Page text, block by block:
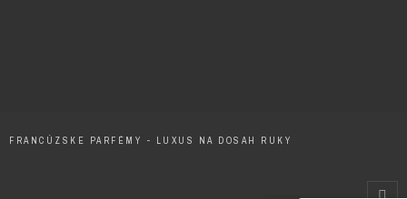
FRANCÚZSKE PARFÉMY - LUXUS NA DOSAH RUKY